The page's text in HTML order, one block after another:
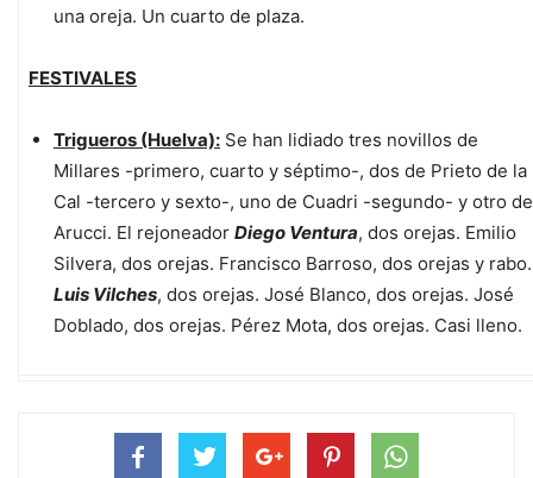
una oreja. Un cuarto de plaza.
FESTIVALES
Trigueros (Huelva): Se han lidiado tres novillos de
Millares -primero, cuarto y séptimo-, dos de Prieto de la
Cal -tercero y sexto-, uno de Cuadri -segundo- y otro de
Arucci. El rejoneador Diego Ventura, dos orejas. Emilio
Silvera, dos orejas. Francisco Barroso, dos orejas y rabo.
Luis Vilches, dos orejas. José Blanco, dos orejas. José
Doblado, dos orejas. Pérez Mota, dos orejas. Casi lleno.